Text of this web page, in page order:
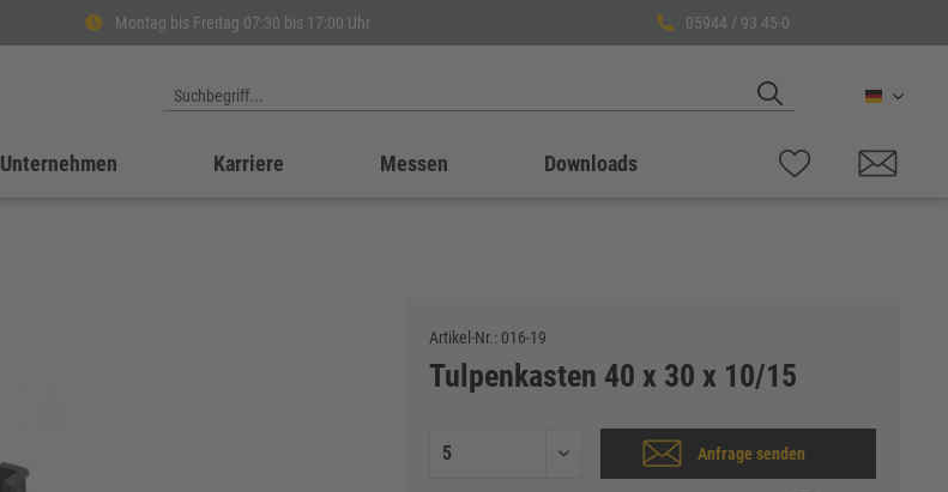
Montag bis Freitag 07:30 bis 17:00 Uhr 05944 / 93 45-0
Deutsch
Unternehmen Karriere Messen Downloads
Artikel-Nr.: 016-19
Tulpenkasten 40 x 30 x 10/15
Anfrage senden